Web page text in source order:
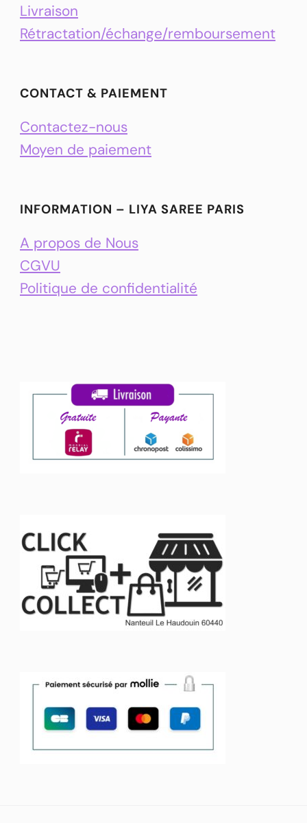
Livraison
Rétractation/échange/remboursement
CONTACT & PAIEMENT
Contactez-nous
Moyen de paiement
INFORMATION – LIYA SAREE PARIS
A propos de Nous
CGVU
Politique de confidentialité